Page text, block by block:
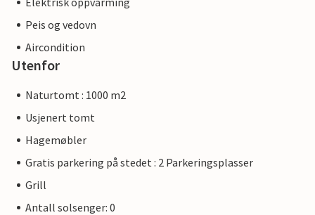
Peis og vedovn
Aircondition
Utenfor
Naturtomt : 1000 m2
Usjenert tomt
Hagemøbler
Gratis parkering på stedet : 2 Parkeringsplasser
Grill
Antall solsenger: 0